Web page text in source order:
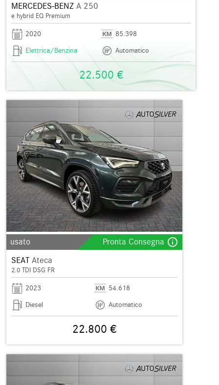
MERCEDES-BENZ A 250
e hybrid EQ Premium
2020
85.398
Elettrica/Benzina
Automatico
22.500 €
usato Pronta Consegna info_outline
SEAT Ateca
2.0 TDI DSG FR
2023
54.618
Diesel
Automatico
22.800 €